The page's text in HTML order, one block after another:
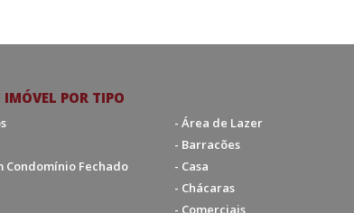
IMÓVEL POR TIPO
- Área de Lazer
- Barracões
Condomínio Fechado
- Casa
- Chácaras
- Comerciais